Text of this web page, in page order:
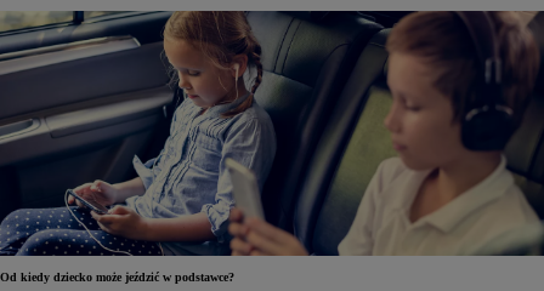
Od kiedy dziecko może jeździć w podstawce?